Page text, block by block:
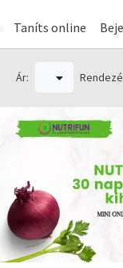
Taníts online
Ár: